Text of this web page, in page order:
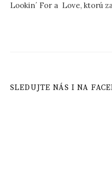
Lookin´ For a Love, ktorú
SLEDUJTE NÁS I NA